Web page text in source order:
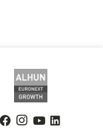
la manière dont